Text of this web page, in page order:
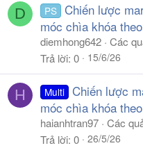
D PS Chiến lược
móc chìa khóa
diemhong642 Các
Trả lời 0 15/6/26
H Multi Chiến lược
móc chìa khóa
haianhtran97 Các
Trả lời 0 26/5/26